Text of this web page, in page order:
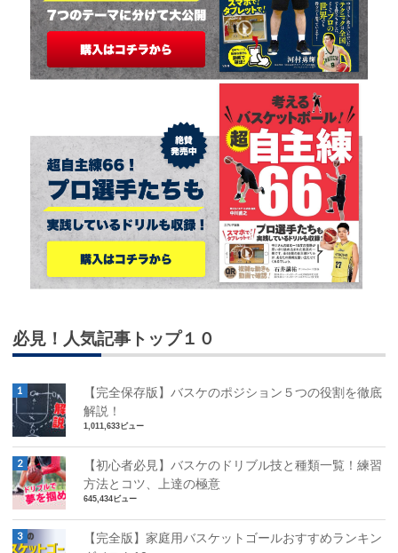
必見！人気記事トップ１０
【完全保存版】バスケのポジション５つの役割を徹底
解説！
1,011,633ビュー
【初心者必見】バスケのドリブル技と種類一覧！練習
方法とコツ、上達の極意
645,434ビュー
【完全版】家庭用バスケットゴールおすすめランキン